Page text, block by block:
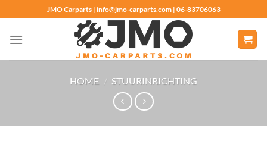
naar
inhoud
JMO Carparts | info@jmo-carparts.com | 06-83706063
HOME / STUURINRICHTING